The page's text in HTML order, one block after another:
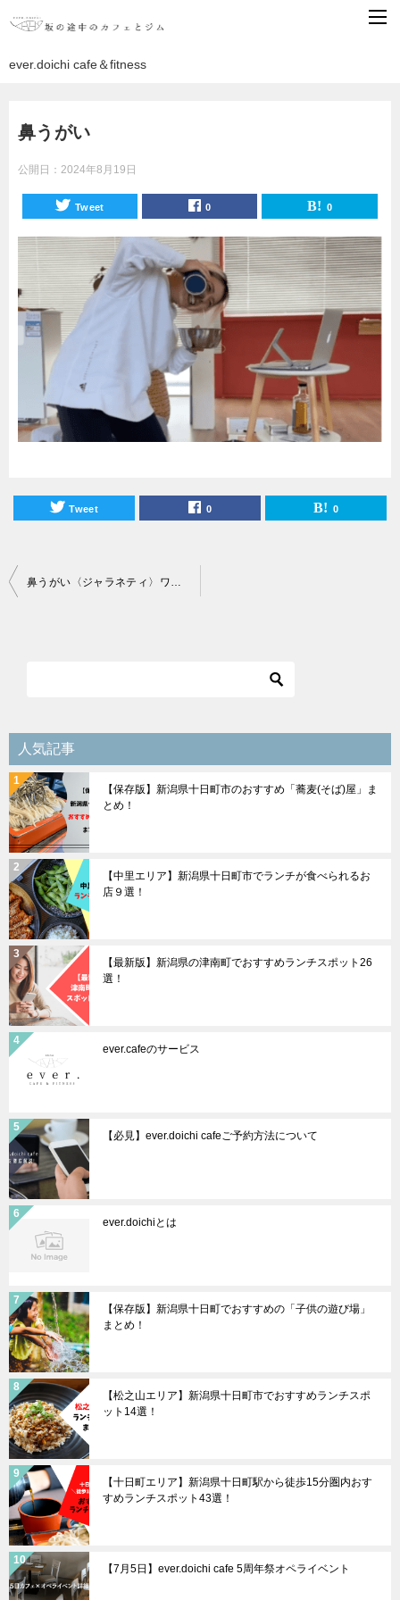
ever.doichi cafe＆fitness
鼻うがい
公開日： 2024年8月19日
Tweet 0 0
Tweet 0 0
投
シ
ョ
ン
鼻うがい〈ジャラネティ〉ワークショップ開催レポート
人気記事
【保存版】新潟県十日町市のおすすめ「蕎麦(そば)屋」ま
とめ！
【中里エリア】新潟県十日町市でランチが食べられるお
店９選！
【最新版】新潟県の津南町でおすすめランチスポット26
選！
ever.cafeのサービス
【必見】ever.doichi cafeご予約方法について
ever.doichiとは
【保存版】新潟県十日町でおすすめの「子供の遊び場」
まとめ！
【松之山エリア】新潟県十日町市でおすすめランチスポ
ット14選！
【十日町エリア】新潟県十日町駅から徒歩15分圏内おす
すめランチスポット43選！
【7月5日】ever.doichi cafe 5周年祭オペライベント